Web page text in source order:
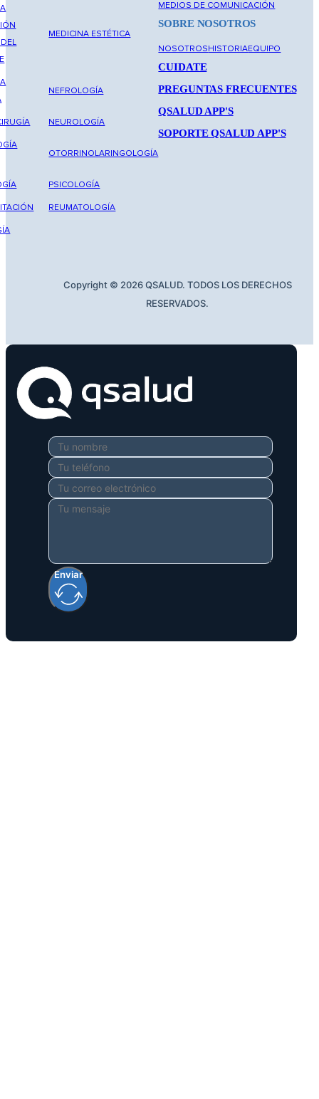
MEDICINA ESTÉTICA
NEFROLOGÍA
NEUROLOGÍA
OTORRINOLARINGOLOGÍA
PSICOLOGÍA
REUMATOLOGÍA
MEDIOS DE COMUNICACIÓN
SOBRE NOSOTROS
NOSOTROSHISTORIAEQUIPO
CUIDATE
PREGUNTAS FRECUENTES
QSALUD APP'S
SOPORTE QSALUD APP'S
Copyright © 2026 QSALUD. TODOS LOS DERECHOS
RESERVADOS.
Enviar